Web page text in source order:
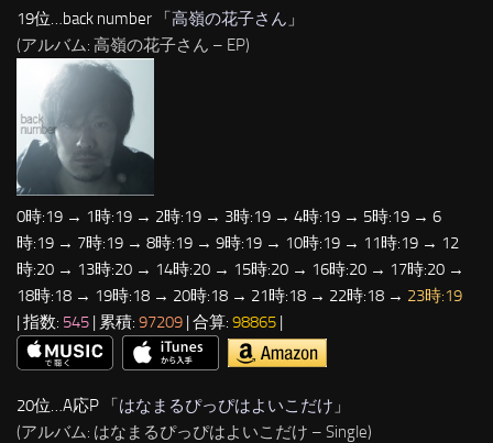
19位…back number 「高嶺の花子さん 」
(アルバム: 高嶺の花子さん – EP)
0時:19 → 1時:19 → 2時:19 → 3時:19 → 4時:19 → 5時:19 → 6
時:19 → 7時:19 → 8時:19 → 9時:19 → 10時:19 → 11時:19 → 12
時:20 → 13時:20 → 14時:20 → 15時:20 → 16時:20 → 17時:20 →
18時:18 → 19時:18 → 20時:18 → 21時:18 → 22時:18 → 23時:19
| 指数: 545 | 累積: 97209 | 合算: 98865 |
20位…A応P 「はなまるぴっぴはよいこだけ 」
(アルバム: はなまるぴっぴはよいこだけ – Single)